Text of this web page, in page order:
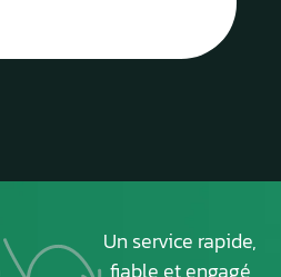
Un service rapide,
fiable et engagé